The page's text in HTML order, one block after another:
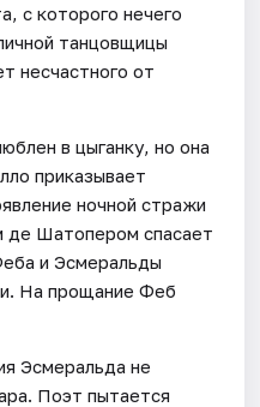
с которого нечего
танцовщицы
несчастного от
в цыганку, но она
приказывает
ночной стражи
де Шатопером спасает
и Эсмеральды
На прощание Феб
Эсмеральда не
Поэт пытается